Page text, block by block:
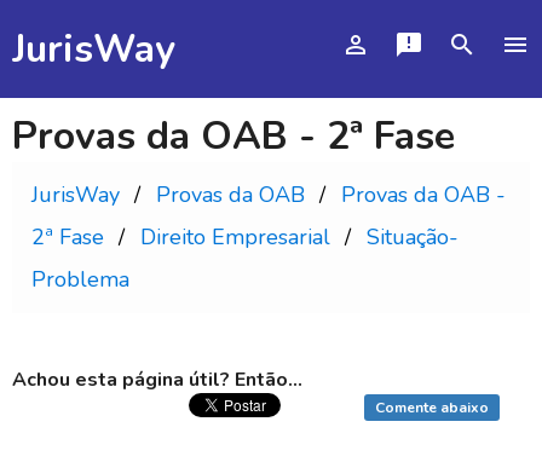
JurisWay person_outline announcement search menu
Provas da OAB - 2ª Fase
JurisWay Provas da OAB
Provas da OAB -
2ª Fase
Direito Empresarial
Situação-
Problema
Achou esta página útil? Então...
Comente abaixo